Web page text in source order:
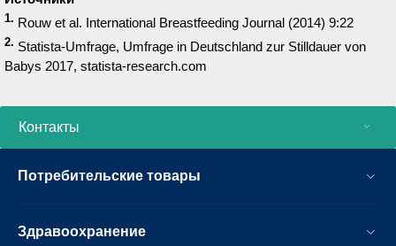
1. Rouw et al. International Breastfeeding Journal (2014) 9:22
2. Statista-Umfrage, Umfrage in Deutschland zur Stilldauer von
Babys 2017, statista-research.com
Контакты
Потребительские товары
Здравоохранение